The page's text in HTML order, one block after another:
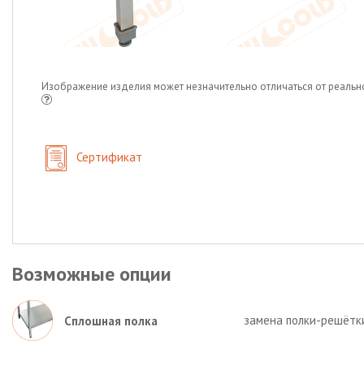
Изображение изделия может незначительно отличаться от
Сертификат
Возможные опции
Сплошная полка замена полки-